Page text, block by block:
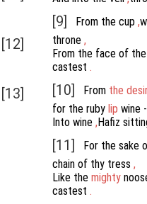
[12]
[13]
[9] From the cup ,
throne ,
From the face of the
castest .
[10] From the
for the ruby lip wine -
Into wine ,Hafiz
[11] For the sake
chain of thy tress ,
Like the mighty
castest .